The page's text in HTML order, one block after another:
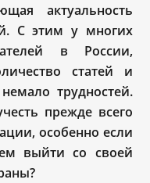
актуальность
С этим у многих
в России,
статей и
трудностей.
прежде всего
особенно если
выйти со своей